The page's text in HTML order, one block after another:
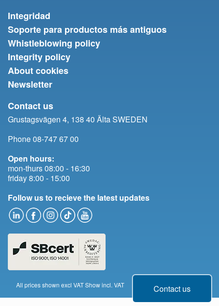
Contact us
Integridad
Soporte para productos más antiguos
Whistleblowing policy
Integrity policy
About cookies
Newsletter
Contact us
Grustagsvägen 4, 138 40 Älta SWEDEN
Phone 08-747 67 00
Open hours:
mon-thurs 08:00 - 16:30
friday 8:00 - 15:00
Follow us to recieve the latest updates
All prices shown excl VATShow incl. VAT Change cookie consent